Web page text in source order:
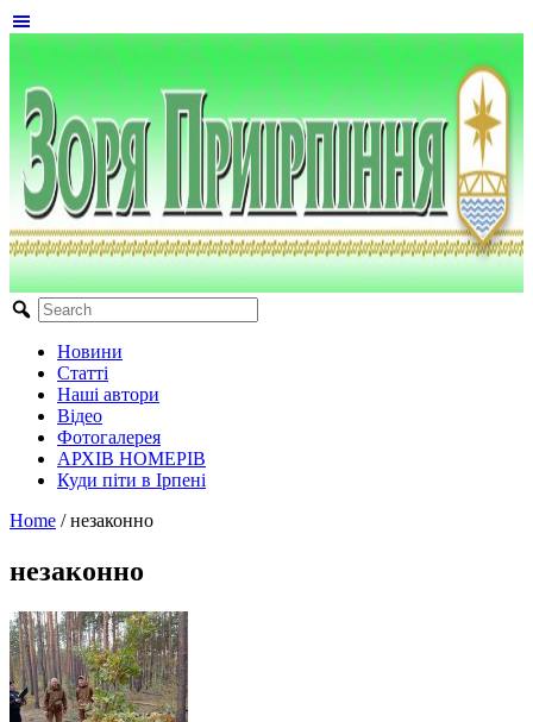
Новини
Статті
Наші автори
Відео
Фотогалерея
АРХІВ НОМЕРІВ
Куди піти в Ірпені
Home / незаконно
незаконно